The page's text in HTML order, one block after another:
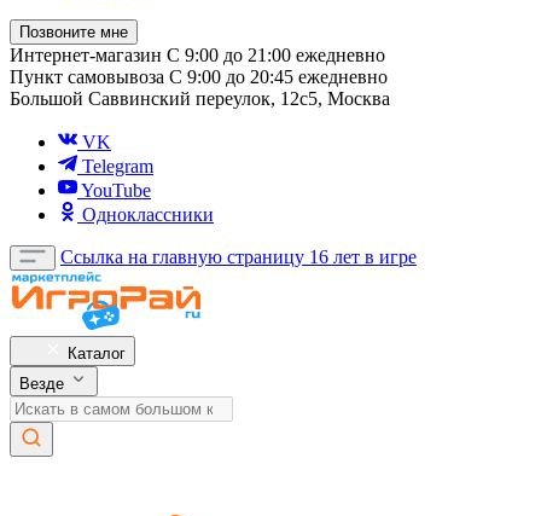
Позвоните мне
Интернет-магазин С 9:00 до 21:00 ежедневно
Пункт самовывоза С 9:00 до 20:45 ежедневно
Большой Саввинский переулок, 12с5, Москва
VK
Telegram
YouTube
Одноклассники
Ссылка на главную страницу 16 лет в игре
Каталог
Везде